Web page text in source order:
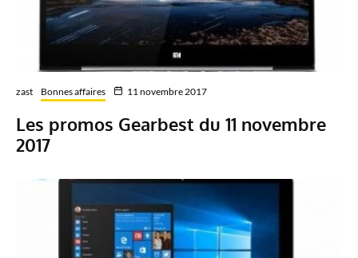
zast Bonnes affaires 11 novembre 2017
Les promos Gearbest du 11 novembre
2017